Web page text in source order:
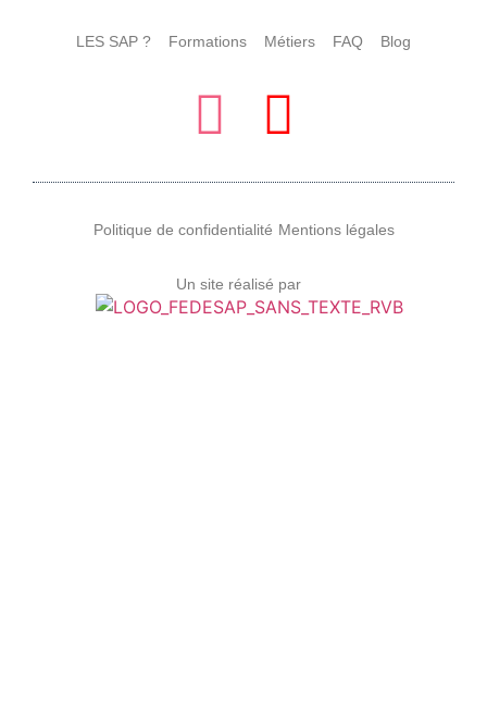
LES SAP ? Formations Métiers FAQ Blog
Politique de confidentialité Mentions légales
Un site réalisé par